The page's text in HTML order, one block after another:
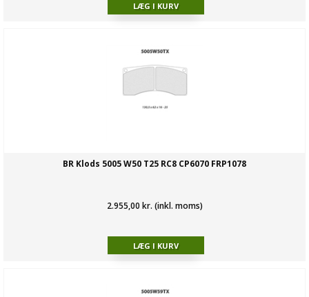
BR Klods 5005 W50 T25 RC8 CP6070 FRP1078
2.955,00 kr. (inkl. moms)